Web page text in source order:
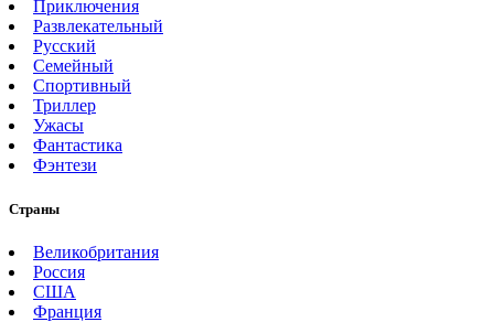
Приключения
Развлекательный
Русский
Семейный
Спортивный
Триллер
Ужасы
Фантастика
Фэнтези
Страны
Великобритания
Россия
США
Франция